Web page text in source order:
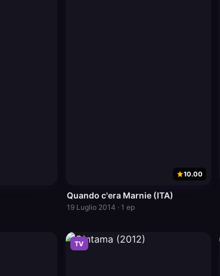
10.00
Quando c'era Marnie (ITA)
19 Luglio 2014 · 1 ep
TV